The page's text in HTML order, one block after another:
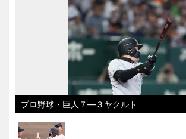
プロ野球・巨人７―３ヤクルト